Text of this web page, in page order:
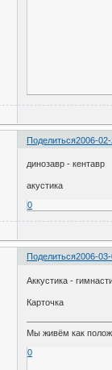
Поделиться2006-
динозавр - кентавр
акустика
0
Поделиться2006-
Аккустика -
Карточка
Мы живём как
0